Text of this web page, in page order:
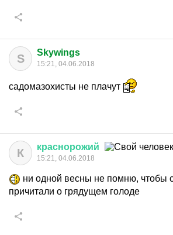
S Skywings
15:21, 04.06.2018
садомазохисты не плачут
К краснорожий
15:21, 04.06.2018
ни одной весны не помню, чтобы
причитали о грядущем голоде